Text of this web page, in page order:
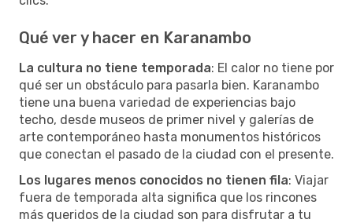
Qué ver y hacer en Karanambo
La cultura no tiene temporada: El calor no tiene por
qué ser un obstáculo para pasarla bien. Karanambo
tiene una buena variedad de experiencias bajo
techo, desde museos de primer nivel y galerías de
arte contemporáneo hasta monumentos históricos
que conectan el pasado de la ciudad con el presente.
Los lugares menos conocidos no tienen fila: Viajar
fuera de temporada alta significa que los rincones
más queridos de la ciudad son para disfrutar a tu